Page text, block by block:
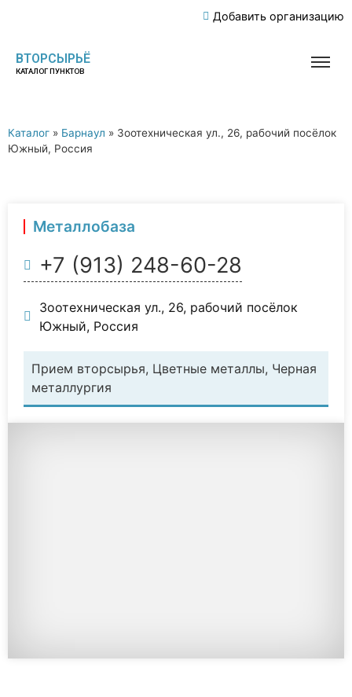
Добавить организацию
ВТОРСЫРЬЁ
КАТАЛОГ ПУНКТОВ
Каталог » Барнаул » Зоотехническая ул., 26, рабочий посёлок
Южный, Россия
Металлобаза
+7 (913) 248-60-28
Зоотехническая ул., 26, рабочий посёлок
Южный, Россия
Прием вторсырья, Цветные металлы, Черная
металлургия